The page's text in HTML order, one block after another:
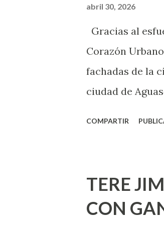
como
cuando ambas
abril 30, 2026
Gracias al
Corazón
fachadas de la
ciudad de
Estado, la
Montañez
metros
COMPARTIR
TERE
CON